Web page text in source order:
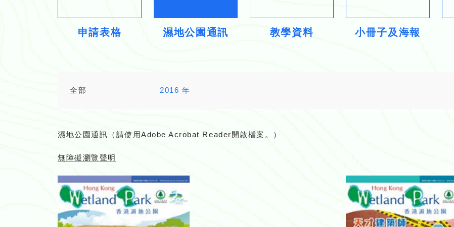
申請表格 濕地公園通訊 教學資料 小冊子及海報
全部 2016 年
濕地公園通訊（請使用Adobe Acrobat Reader開啟檔案。）
無障礙瀏覽聲明